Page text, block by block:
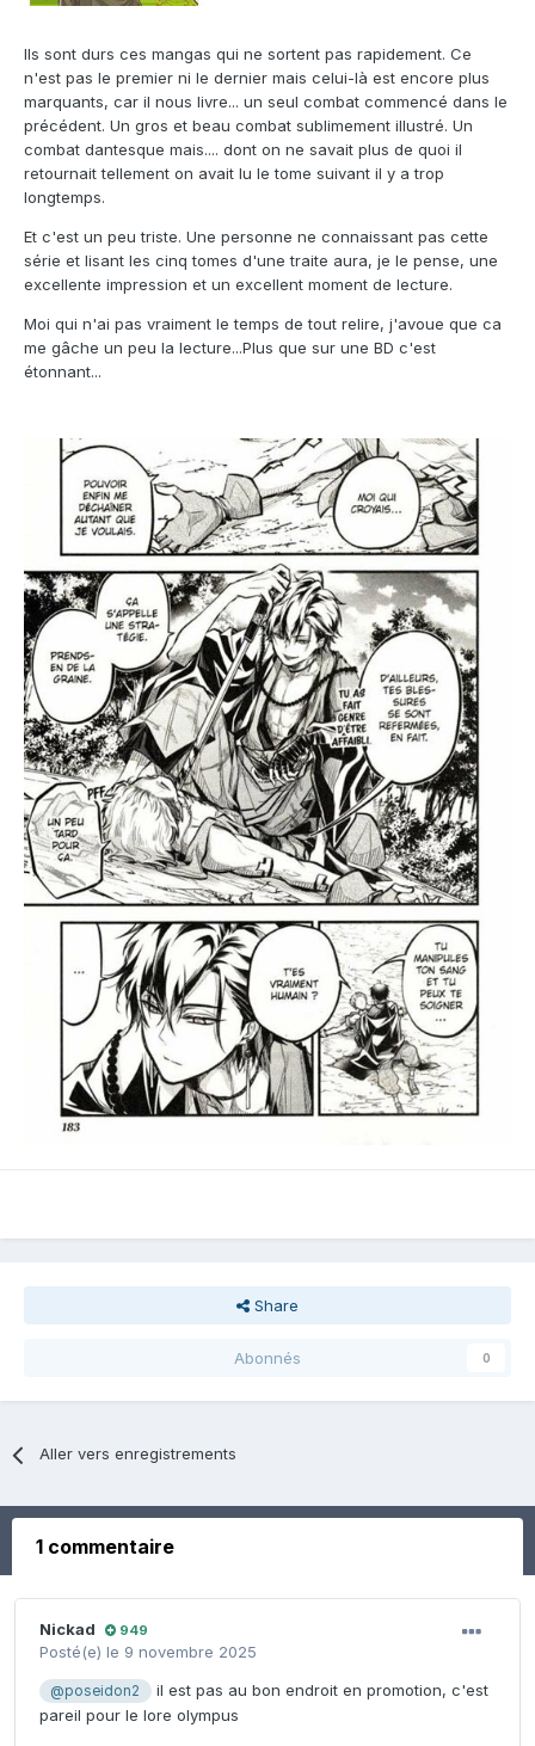
Ils sont durs ces mangas qui ne sortent pas rapidement. Ce
n'est pas le premier ni le dernier mais celui-là est encore plus
marquants, car il nous livre... un seul combat commencé dans le
précédent. Un gros et beau combat sublimement illustré. Un
combat dantesque mais.... dont on ne savait plus de quoi il
retournait tellement on avait lu le tome suivant il y a trop
longtemps.
Et c'est un peu triste. Une personne ne connaissant pas cette
série et lisant les cinq tomes d'une traite aura, je le pense, une
excellente impression et un excellent moment de lecture.
Moi qui n'ai pas vraiment le temps de tout relire, j'avoue que ca
me gâche un peu la lecture...Plus que sur une BD c'est
étonnant...
Share
Abonnés 0
Aller vers enregistrements
1 commentaire
Nickad 949
Posté(e) le 9 novembre 2025
@poseidon2
il est pas au bon endroit en promotion, c'est
pareil pour le lore olympus